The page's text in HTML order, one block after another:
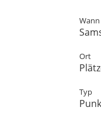
Wann
Ort
Typ